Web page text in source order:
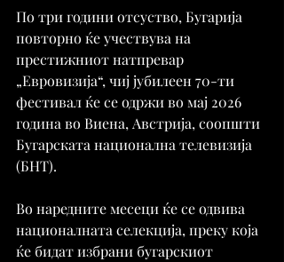
По три години отсуство, Бугарија
повторно ќе учествува на
престижниот натпревар
„Евровизија“, чиј јубилеен 70-ти
фестивал ќе се одржи во мај 2026
година во Виена, Австрија, соопшти
Бугарската национална телевизија
(БНТ).
Во наредните месеци ќе се одвива
националната селекција, преку која
ќе бидат избрани бугарскиот